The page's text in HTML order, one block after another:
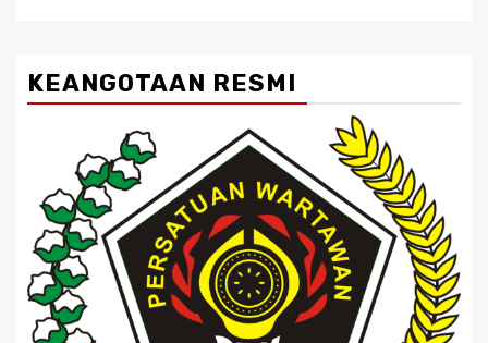
KEANGOTAAN RESMI